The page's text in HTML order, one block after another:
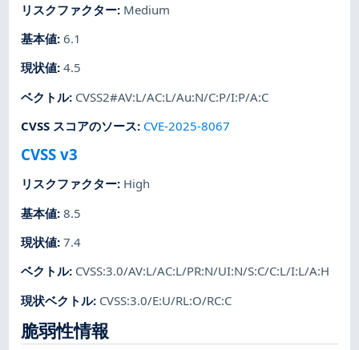
リスクファクター: Medium
基本値:6.1
現状値:4.5
ベクトル: CVSS2#AV:L/AC:L/Au:N/C:P/I:P/A:C
CVSS スコアのソース: CVE-2025-8067
CVSS v3
リスクファクター: High
基本値:8.5
現状値:7.4
ベクトル: CVSS:3.0/AV:L/AC:L/PR:N/UI:N/S:C/C:L/I:L/A:H
現状ベクトル: CVSS:3.0/E:U/RL:O/RC:C
脆弱性情報